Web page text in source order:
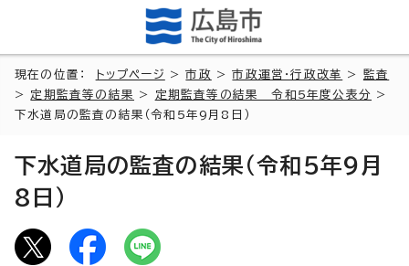
現在の位置： トップページ >市政 >市政運営・行政改革 > 監査
> 定期監査等の結果 > 定期監査等の結果 令和5年度公表分 >
下水道局の監査の結果（令和5年9月8日）
下水道局の監査の結果（令和5年9月
8日）